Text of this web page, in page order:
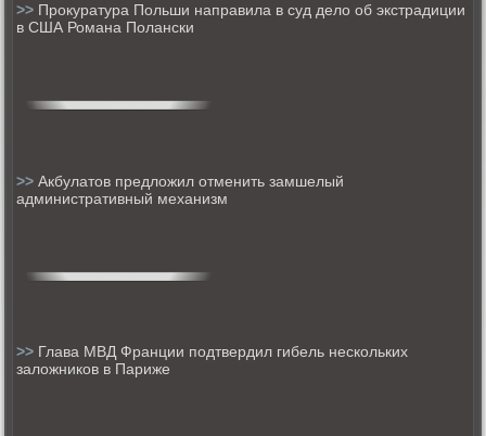
>> Прокуратура Польши направила в суд дело об экстрадиции
в США Романа Полански
>>Акбулатов предложил отменить замшелый
административный механизм
>> Глава МВД Франции подтвердил гибель нескольких
заложников в Париже